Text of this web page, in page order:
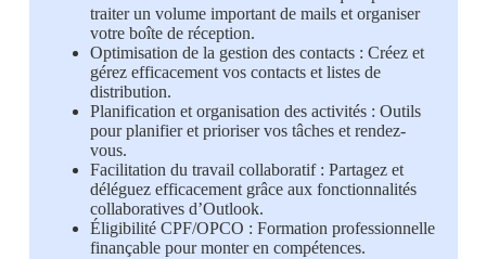
traiter un volume important de mails et organiser
votre boîte de réception.
Optimisation de la gestion des contacts : Créez et
gérez efficacement vos contacts et listes de
distribution.
Planification et organisation des activités : Outils
pour planifier et prioriser vos tâches et rendez-
vous.
Facilitation du travail collaboratif : Partagez et
déléguez efficacement grâce aux fonctionnalités
collaboratives d’Outlook.
Éligibilité CPF/OPCO : Formation professionnelle
finançable pour monter en compétences.